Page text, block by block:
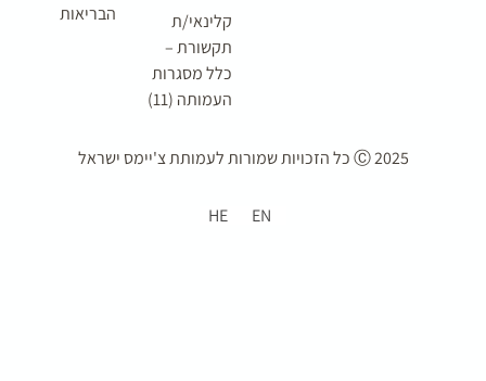
קלינאי/ת
תקשורת –
כלל מסגרות
העמותה (11)
הבריאות
2025 Ⓒ כל הזכויות שמורות ל עמותת צ'יימס ישראל